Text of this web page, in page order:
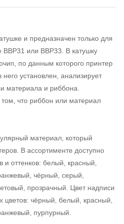
и предназначен только для
BBP31 или BBP33. В катушку
по данным которого принтер
установлен, анализирует
материала и риббона.
что риббон или материал
материал, который
В ассортименте доступно
и оттенков: белый, красный,
чёрный, серый,
прозрачный. Цвет надписи
цветов: чёрный, белый, красный,
пурпурный.